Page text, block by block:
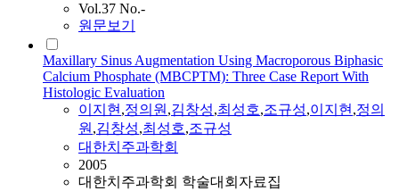
Vol.37 No.-
원문보기
Maxillary Sinus Augmentation Using Macroporous Biphasic
Calcium Phosphate (MBCPTM): Three Case Report With
Histologic Evaluation
이지현,정의원,김창성,최성호,조규성,이지현,정의
원,김창성,최성호,조규성
대한치주과학회
2005
대한치주과학회 학술대회자료집